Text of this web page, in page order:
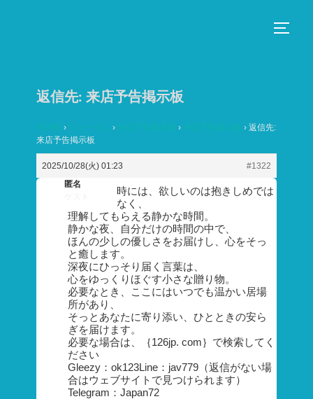
返信先: 来店予告掲示板
HOME › フォーラム › 来店予告掲示板 › 来店予告掲示板 › 返信先:
来店予告掲示板
2025/10/28(火) 01:23
#1322
匿名
時には、欲しいのは抱きしめでは
なく、
理解してもらえる静かな時間。
静かな夜、自分だけの時間の中で、
ほんの少しの優しさをお届けし、心をそっ
と癒します。
深夜にひっそり届く言葉は、
心をゆっくりほぐす小さな贈り物。
必要なとき、ここにはいつでも温かい居場
所があり、
そっとあなたに寄り添い、ひとときの安ら
ぎを届けます。
必要な場合は、｛126jp. com｝で検索してく
ださい
Gleezy：ok123Line：jav779（返信がない場
合はウェブサイトで見つけられます）
Telegram：Japan72